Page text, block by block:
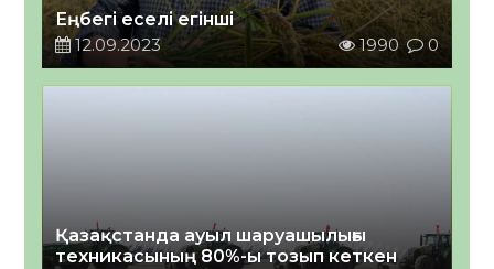
Еңбегі еселі егінші
12.09.2023
1990 0
Қазақстанда ауыл шаруашылығы
техникасының 80%-ы тозып кеткен